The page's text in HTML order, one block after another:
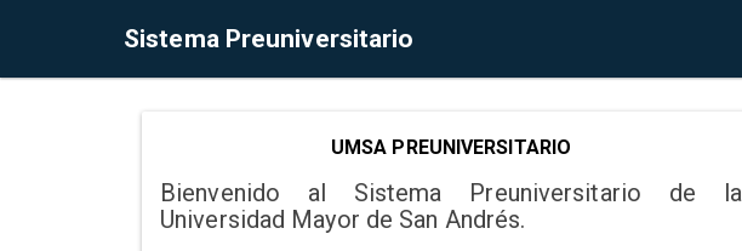
Sistema Preuniversitario
UMSA PREUNIVERSITARIO
Bienvenido al Sistema Preuniversitario de la
Universidad Mayor de San Andrés.